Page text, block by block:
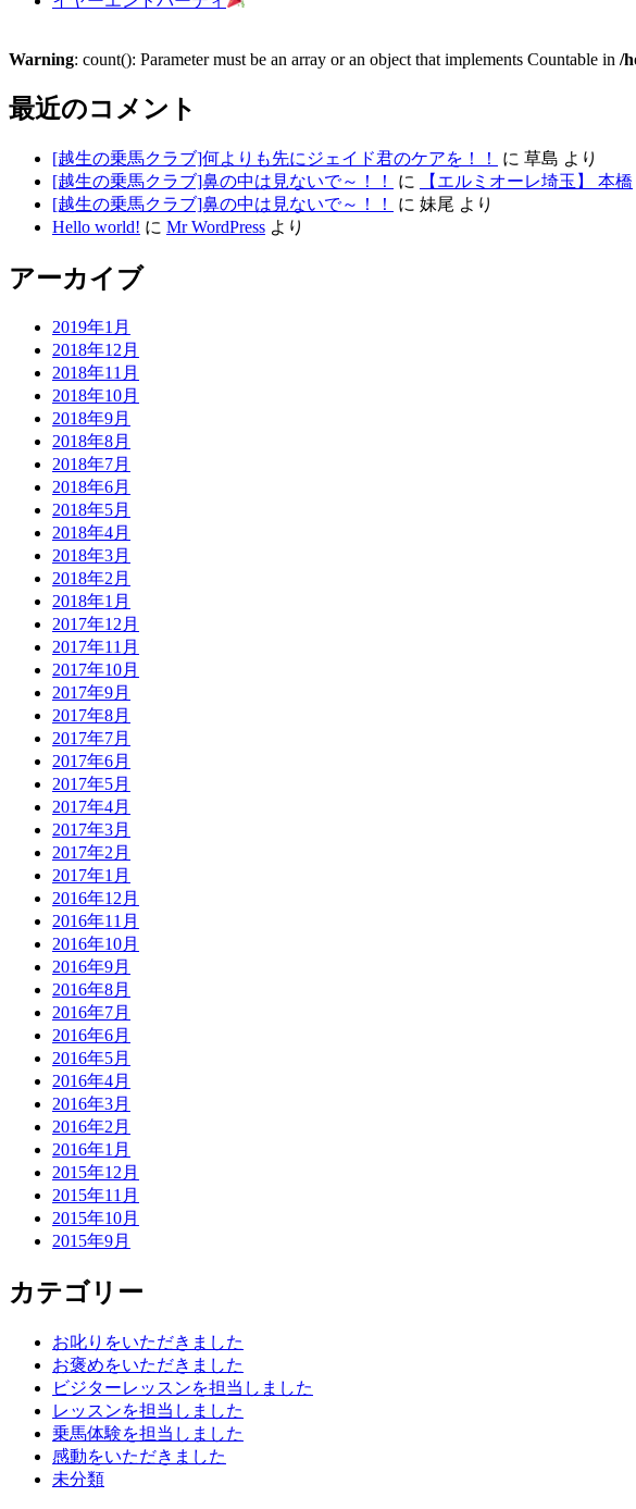
Warning: count(): Parameter must be an array or an object that implements Countable in /
最近のコメント
[越生の乗馬クラブ]何よりも先にジェイド君のケアを！！ に 草島 より
[越生の乗馬クラブ]鼻の中は見ないで～！！
に 【エルミオーレ埼玉】 本橋
[越生の乗馬クラブ]鼻の中は見ないで～！！
に 妹尾 より
Hello world! に Mr WordPress より
アーカイブ
2019年1月
2018年12月
2018年11月
2018年10月
2018年9月
2018年8月
2018年7月
2018年6月
2018年5月
2018年4月
2018年3月
2018年2月
2018年1月
2017年12月
2017年11月
2017年10月
2017年9月
2017年8月
2017年7月
2017年6月
2017年5月
2017年4月
2017年3月
2017年2月
2017年1月
2016年12月
2016年11月
2016年10月
2016年9月
2016年8月
2016年7月
2016年6月
2016年5月
2016年4月
2016年3月
2016年2月
2016年1月
2015年12月
2015年11月
2015年10月
2015年9月
カテゴリー
お叱りをいただきました
お褒めをいただきました
ビジターレッスンを担当しました
レッスンを担当しました
乗馬体験を担当しました
感動をいただきました
未分類